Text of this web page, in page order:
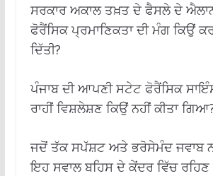
ਸਰਕਾਰ ਅਕਾਲ ਤਖ਼ਤ ਦੇ ਫੈਸਲੇ ਦੇ
ਫੋਰੈਂਸਿਕ ਪ੍ਰਮਾਣਿਕਤਾ ਦੀ ਮੰਗ ਕਿਉਂ
ਦਿੱਤੀ?
ਪੰਜਾਬ ਦੀ ਆਪਣੀ ਸਟੇਟ ਫੋਰੈਂਸਿਕ
ਰਾਹੀਂ ਵਿਸ਼ਲੇਸ਼ਣ ਕਿਉਂ ਨਹੀਂ ਕੀਤਾ
ਜਦੋਂ ਤੱਕ ਸਪੱਸ਼ਟ ਅਤੇ ਭਰੋਸੇਮੰਦ ਜਵਾਬ
ਇਹ ਸਵਾਲ ਬਹਿਸ ਦੇ ਕੇਂਦਰ ਵਿੱਚ ਰਹਿਣ